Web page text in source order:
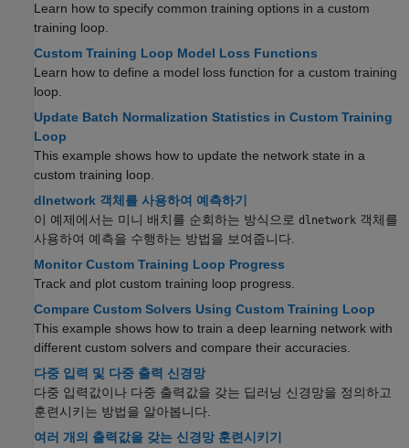
Learn how to specify common training options in a custom
training loop.
Custom Training Loop Model Loss Functions
Learn how to define a model loss function for a custom training
loop.
Update Batch Normalization Statistics in Custom Training
Loop
This example shows how to update the network state in a
custom training loop.
dlnetwork 객체를 사용하여 예측하기
이 예제에서는 미니 배치를 순회하는 방식으로 dlnetwork 객체를
사용하여 예측을 수행하는 방법을 보여줍니다.
Monitor Custom Training Loop Progress
Track and plot custom training loop progress.
Compare Custom Solvers Using Custom Training Loop
This example shows how to train a deep learning network with
different custom solvers and compare their accuracies.
다중 입력 및 다중 출력 신경망
다중 입력값이나 다중 출력값을 갖는 딥러닝 신경망을 정의하고
훈련시키는 방법을 알아봅니다.
여러 개의 출력값을 갖는 신경망 훈련시키기